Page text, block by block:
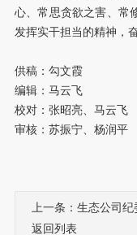
心、常思贪欲之害、常
发挥实干担当的精神，
供稿：勾文霞
编辑：马云飞
校对：张昭亮、马云飞
审核：苏振宁、杨润平
返回列表